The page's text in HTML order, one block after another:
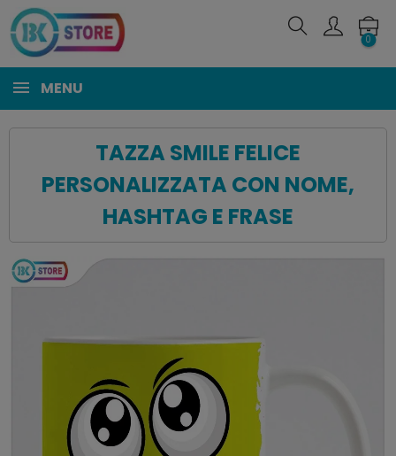
0
MENU
TAZZA SMILE FELICE
PERSONALIZZATA CON NOME,
HASHTAG E FRASE